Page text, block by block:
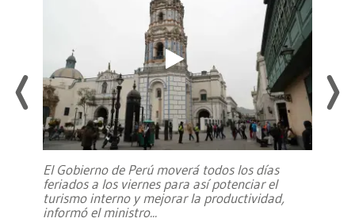
El Gobierno de Perú moverá todos los días
feriados a los viernes para así potenciar el
turismo interno y mejorar la productividad,
informó el ministro...